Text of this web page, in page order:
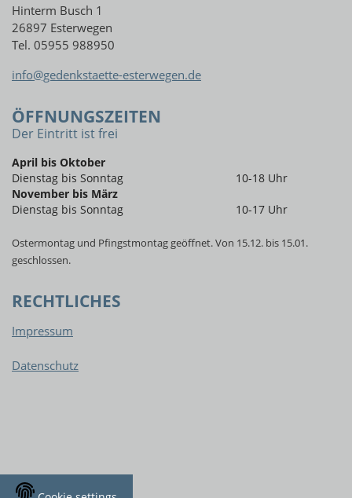
Hinterm Busch 1
26897 Esterwegen
Tel. 05955 988950
info@gedenkstaette-esterwegen.de
ÖFFNUNGSZEITEN
Der Eintritt ist frei
April bis Oktober
Dienstag bis Sonntag
10-18 Uhr
November bis März
Dienstag bis Sonntag
10-17 Uhr
Ostermontag und Pfingstmontag geöffnet. Von 15.12. bis 15.01.
geschlossen.
RECHTLICHES
Impressum
Datenschutz